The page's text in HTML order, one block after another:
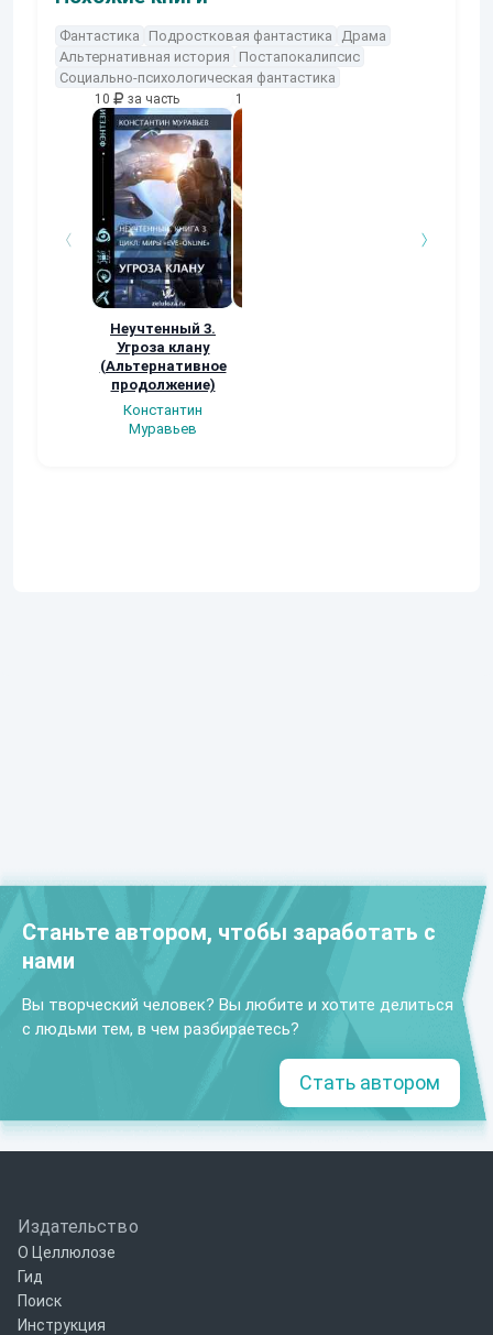
Фантастика Подростковая фантастика
Драма
Альтернативная история
Постапокалипсис
Социально-психологическая фантастика
10 за часть
Неучтенный 3.
Угроза клану
(Альтернативное
продолжение)
Константин
Муравьев
10
Станьте автором, чтобы заработать с
нами
Вы творческий человек? Вы любите и хотите делиться
с людьми тем, в чем разбираетесь?
Стать автором
Издательство
О Целлюлозе
Гид
Поиск
Инструкция